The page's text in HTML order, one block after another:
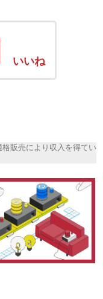
いいね
販売により収入を得てい